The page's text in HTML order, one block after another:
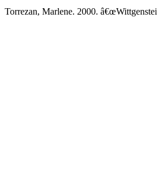
Torrezan, Marlene. 2000.